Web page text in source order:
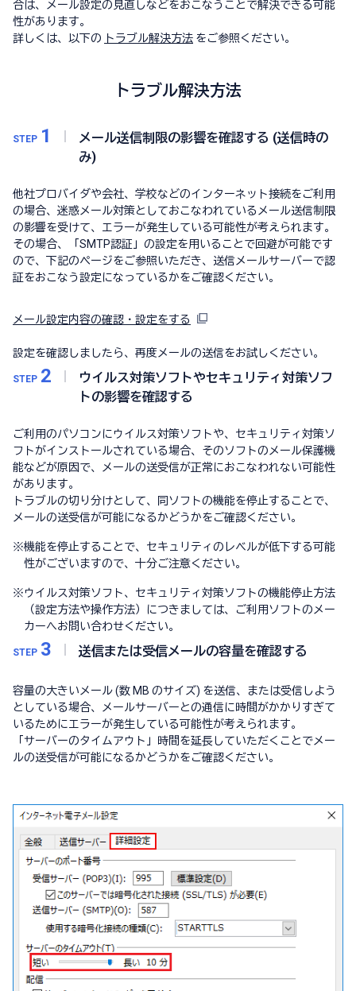
合は、メール設定の見直しなどをおこなうことで解決できる可能
性があります。
詳しくは、以下の トラブル解決方法 をご参照ください。
トラブル解決方法
STEP 1
メール送信制限の影響を確認する (送信時の
み)
他社プロバイダや会社、学校などのインターネット接続をご利用
の場合、迷惑メール対策としておこなわれているメール送信制限
の影響を受けて、エラーが発生している可能性が考えられます。
その場合、「SMTP認証」の設定を用いることで回避が可能です
ので、下記のページをご参照いただき、送信メールサーバーで認
証をおこなう設定になっているかをご確認ください。
メール設定内容の確認・設定をする
設定を確認しましたら、再度メールの送信をお試しください。
STEP 2
ウイルス対策ソフトやセキュリティ対策ソフ
トの影響を確認する
ご利用のパソコンにウイルス対策ソフトや、セキュリティ対策ソ
フトがインストールされている場合、そのソフトのメール保護機
能などが原因で、メールの送受信が正常におこなわれない可能性
があります。
トラブルの切り分けとして、同ソフトの機能を停止することで、
メールの送受信が可能になるかどうかをご確認ください。
※機能を停止することで、セキュリティのレベルが低下する可能
性がございますので、十分ご注意ください。
※ウイルス対策ソフト、セキュリティ対策ソフトの機能停止方法
（設定方法や操作方法）につきましては、ご利用ソフトのメー
カーへお問い合わせください。
STEP 3 送信または受信メールの容量を確認する
容量の大きいメール (数 MB のサイズ) を送信、または受信しよう
としている場合、メールサーバーとの通信に時間がかかりすぎて
いるためにエラーが発生している可能性が考えられます。
「サーバーのタイムアウト」時間を延長していただくことでメー
ルの送受信が可能になるかどうかをご確認ください。